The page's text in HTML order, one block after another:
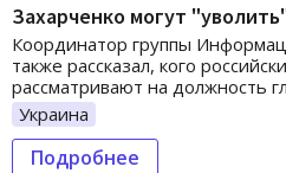
Захарченко могут
Координатор группы
также рассказал, кого
рассматривают на должность
Украина
Подробнее